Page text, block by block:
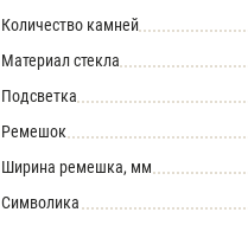
Количество камней
Материал стекла
Подсветка
Ремешок
Ширина ремешка, мм
Символика